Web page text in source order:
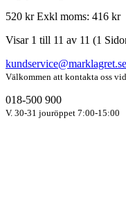
520 krExkl moms: 416 kr
Visar 1 till 11 av 11 (1
kundservice@marklagret.se
Välkommen att kontakta oss
018-500 900
V. 30-31 jouröppet 7:00-15:00